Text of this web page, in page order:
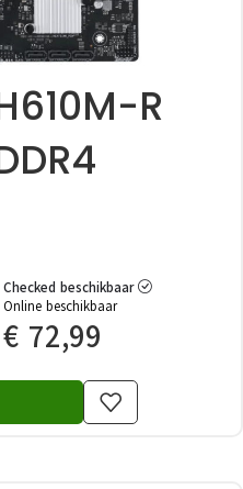
R
Checked beschikbaar
Online beschikbaar
€ 72,99